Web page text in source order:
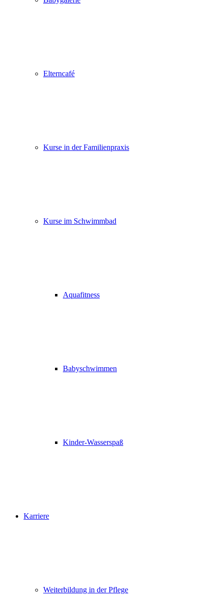
Elterncafé
Kurse in der Familienpraxis
Kurse im Schwimmbad
Aquafitness
Babyschwimmen
Kinder-Wasserspaß
Karriere
Weiterbildung in der Pflege